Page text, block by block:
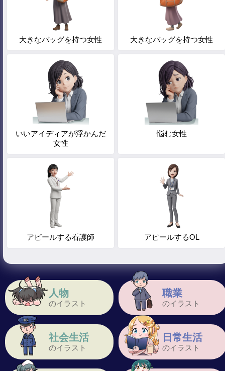
人物
のイラスト
職業
のイラスト
社会生活
のイラスト
日常生活
のイラスト
大きなバッグを持つ女性 大きなバッグを持つ女性
いいアイディアが浮かんだ
女性
悩む女性
アピールする看護師 アピールするOL